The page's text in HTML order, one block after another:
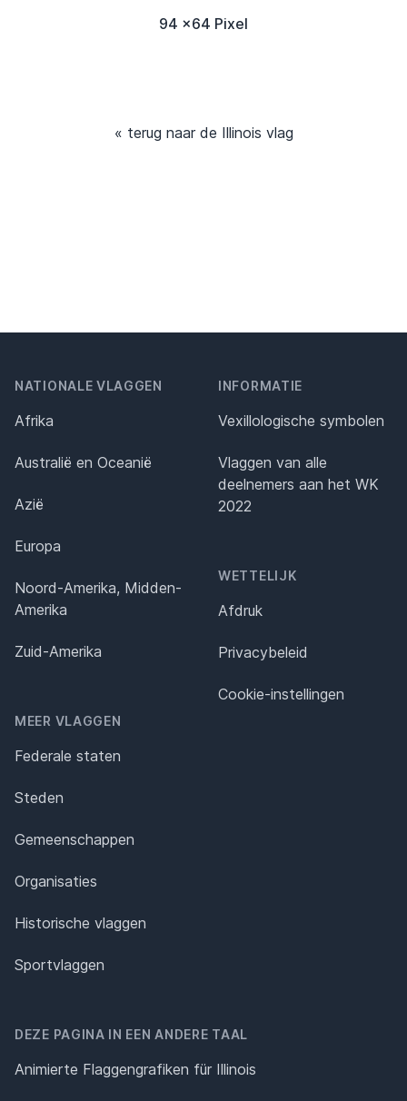
94 x64 Pixel
« terug naar de Illinois vlag
NATIONALE VLAGGEN
Afrika
Australië en Oceanië
Azië
Europa
Noord-Amerika, Midden-
Amerika
Zuid-Amerika
MEER VLAGGEN
Federale staten
Steden
Gemeenschappen
Organisaties
Historische vlaggen
Sportvlaggen
INFORMATIE
Vexillologische symbolen
Vlaggen van alle
deelnemers aan het WK
2022
WETTELIJK
Afdruk
Privacybeleid
Cookie-instellingen
DEZE PAGINA IN EEN ANDERE TAAL
Animierte Flaggengrafiken für Illinois